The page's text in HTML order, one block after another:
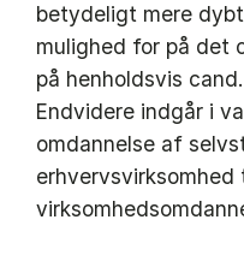
betydeligt mere
mulighed for på det
på henholdsvis
Endvidere indgår i
omdannelse af